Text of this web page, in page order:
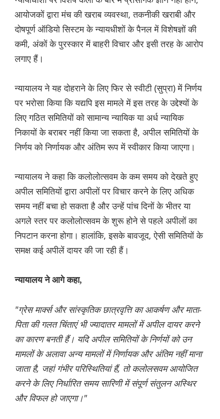
आयोजकों द्वारा मंच की खराब व्यवस्था, तकनीकी खराबी और
दोषपूर्ण ऑडियो सिस्टम के न्यायधीशों के पैनल में विशेषज्ञों की
कमी, अंकों के पुरस्कार में बाहरी विचार और इसी तरह के आरोप
लगाए हैं।
न्यायालय ने यह दोहराने के लिए फिर से स्वीटी (सुप्रा) में निर्णय
पर भरोसा किया कि यद्यपि इस मामले में इस तरह के उद्देश्यों के
लिए गठित समितियों को सामान्य न्यायिक या अर्ध न्यायिक
निकायों के बराबर नहीं किया जा सकता है, अपील समितियों के
निर्णय को निर्णायक और अंतिम रूप में स्वीकार किया जाएगा।
न्यायालय ने कहा कि कलोलोत्सवम के कम समय को देखते हुए
अपील समितियों द्वारा अपीलों पर विचार करने के लिए अधिक
समय नहीं बचा हो सकता है और उन्हें पांच दिनों के भीतर या
अगले स्तर पर कलोलोत्सवम के शुरू होने से पहले अपीलों का
निपटान करना होगा। हालांकि, इसके बावजूद, ऐसी समितियों के
समक्ष कई अपीलें दायर की जा रही हैं।
न्यायालय ने आगे कहा,
"ग्रेस मार्क्स और सांस्कृतिक छात्रवृत्ति का आकर्षण और माता-
पिता की गलत चिंताएं भी ज्यादातर मामलों में अपील दायर करने
का कारण बनती हैं। यदि अपील समितियों के निर्णयों को उन
मामलों के अलावा अन्य मामलों में निर्णायक और अंतिम नहीं माना
जाता है, जहां गंभीर परिस्थितियां हैं, तो कलोलसवम आयोजित
करने के लिए निर्धारित समय सारिणी में संपूर्ण संतुलन अस्थिर
और विफल हो जाएगा।"